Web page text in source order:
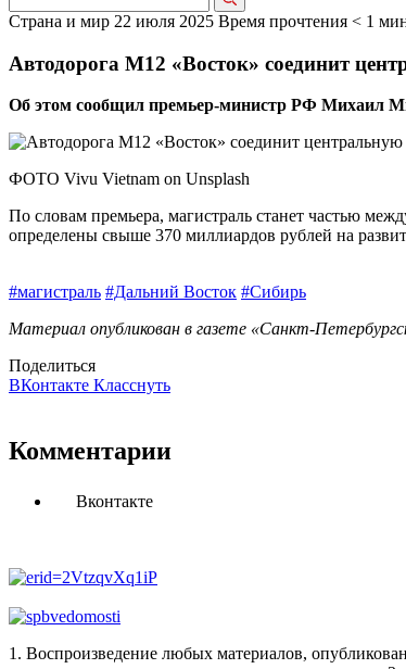
Страна и мир 22 июля 2025 Время прочтения < 1
Автодорога М12 «Восток» соединит
Об этом сообщил премьер-министр РФ Михаил
ФОТО Vivu Vietnam on Unsplash
По словам премьера, магистраль станет частью
определены свыше 370 миллиардов рублей на
#магистраль #Дальний Восток #Сибирь
Материал опубликован в газете «Санкт-
Поделиться
ВКонтакте Класснуть
Комментарии
Вконтакте
1. Воспроизведение любых материалов,